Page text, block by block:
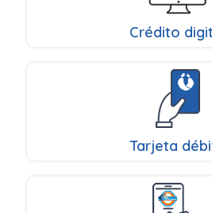
Crédito
Tarjeta